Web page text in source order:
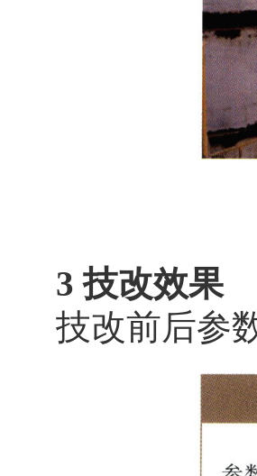
3 技改效果
技改前后参